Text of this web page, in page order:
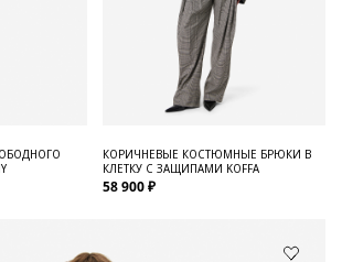
КОРИЧНЕВЫЕ КОСТЮМНЫЕ БРЮКИ В
КЛЕТКУ С ЗАЩИПАМИ KOFFA
58 900 ₽